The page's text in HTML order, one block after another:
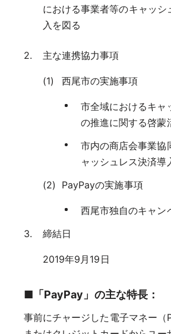
における事業者等のキャッシ
入を図る
主な連携協力事項
西尾市の実施事項
市全域におけるキャ
の推進に関する啓蒙
市内の商店会事業協
ャッシュレス決済導
PayPayの実施事項
西尾市独自のキャン
締結日
2019年9月19日
■「PayPay」の主な特長：
事前にチャージした電子マネー（